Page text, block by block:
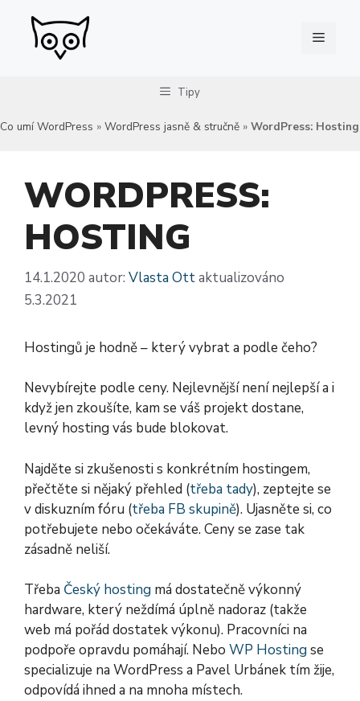
obsah
Menu
Tipy
Co umí WordPress » WordPress jasně & stručně » WordPress: Hosting
WORDPRESS:
HOSTING
14.1.2020 autor: Vlasta Ottaktualizováno
5.3.2021
Hostingů je hodně – který vybrat a podle čeho?
Nevybírejte podle ceny. Nejlevnější není nejlepší a i
když jen zkoušíte, kam se váš projekt dostane,
levný hosting vás bude blokovat.
Najděte si zkušenosti s konkrétním hostingem,
přečtěte si nějaký přehled (třeba tady), zeptejte se
v diskuzním fóru (třeba FB skupině). Ujasněte si, co
potřebujete nebo očekáváte. Ceny se zase tak
zásadně neliší.
Třeba Český hosting má dostatečně výkonný
hardware, který neždímá úplně nadoraz (takže
web má pořád dostatek výkonu). Pracovníci na
podpoře opravdu pomáhají. Nebo WP Hosting se
specializuje na WordPress a Pavel Urbánek tím žije,
odpovídá ihned a na mnoha místech.